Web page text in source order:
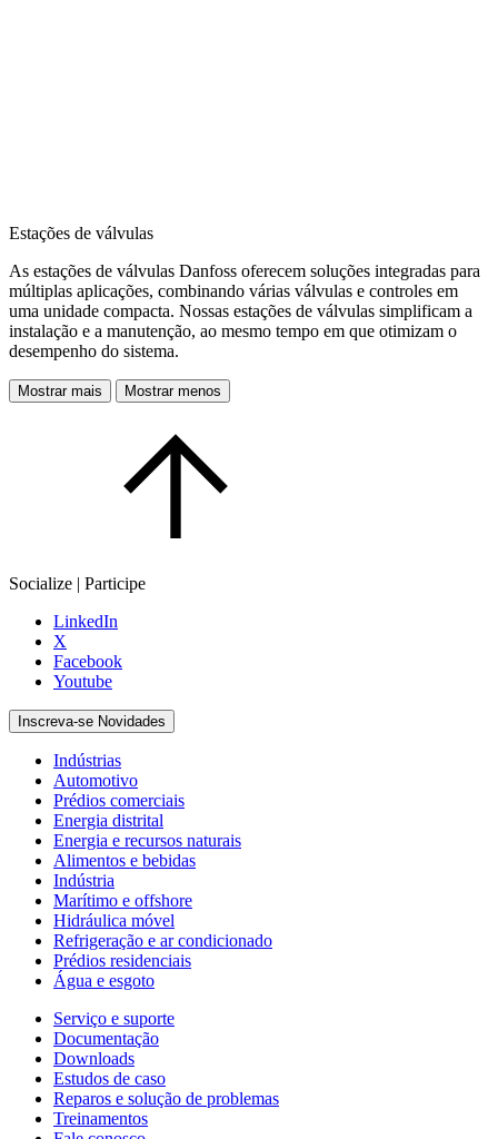
Estações de válvulas
As estações de válvulas Danfoss oferecem soluções integradas para
múltiplas aplicações, combinando várias válvulas e controles em
uma unidade compacta. Nossas estações de válvulas simplificam a
instalação e a manutenção, ao mesmo tempo em que otimizam o
desempenho do sistema.
Mostrar mais Mostrar menos
Socialize | Participe
LinkedIn
X
Facebook
Youtube
Inscreva-se Novidades
Indústrias
Automotivo
Prédios comerciais
Energia distrital
Energia e recursos naturais
Alimentos e bebidas
Indústria
Marítimo e offshore
Hidráulica móvel
Refrigeração e ar condicionado
Prédios residenciais
Água e esgoto
Serviço e suporte
Documentação
Downloads
Estudos de caso
Reparos e solução de problemas
Treinamentos